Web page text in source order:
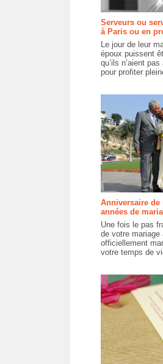
Serveurs ou
à Paris ou en
Le jour de leur
époux puissent
qu’ils n’aient
pour profiter
Anniversaire de
années de
Une fois le pas
de votre
officiellement
votre temps de